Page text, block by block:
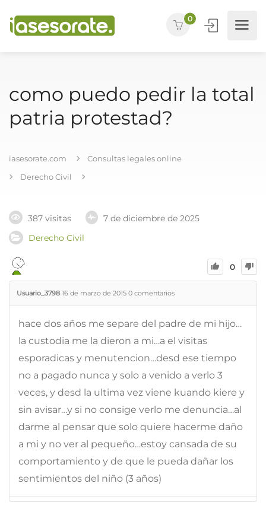
0
como puedo pedir la total
patria protestad?
iasesorate.com
Consultas legales online
Derecho Civil
387 visitas
7 de diciembre de 2025
Derecho Civil
0
Usuario_3798 16 de marzo de 2015 0 comentarios
hace dos años me separe del padre de mi hijo…
la custodia me la dieron a mi…a el visitas
esporadicas y menutencion…desd ese tiempo
no a pagado nunca y solo a venido a verlo 3
veces, y desd la ultima vez viene kuando kiere y
sin avisar…y si no consige verlo me denuncia…al
darme al pensar que solo quiere hacerme daño
a mi y no ver al pequeño…estoy cansada de su
comportamiento y de que le pueda dañar los
sentimientos del niño (3 años)